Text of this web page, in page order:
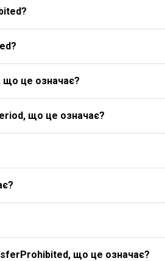
це означає?
що це означає?
що це означає?